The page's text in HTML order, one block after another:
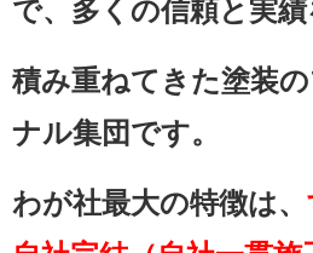
で、多くの信頼と実績
積み重ねてきた塗装
ナル集団です。
わが社最大の特徴は、